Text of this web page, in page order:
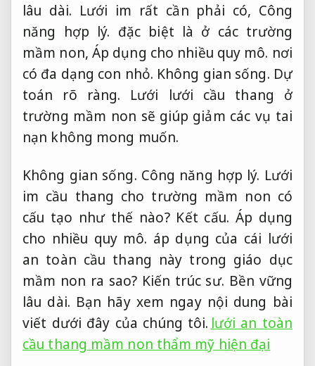
lâu dài. Lưới im rất cần phải có, Công
năng hợp lý. đặc biệt là ở các trường
mầm non, Áp dụng cho nhiều quy mô. nơi
có đa dạng con nhỏ. Không gian sống. Dự
toán rõ ràng. Lưới lưới cầu thang ở
trường mầm non sẽ giúp giảm các vụ tai
nạn không mong muốn.
Không gian sống. Công năng hợp lý. Lưới
im cầu thang cho trường mầm non có
cấu tạo như thế nào? Kết cấu. Áp dụng
cho nhiều quy mô. áp dụng của cái lưới
an toàn cầu thang này trong giáo dục
mầm non ra sao? Kiến trúc sư. Bền vững
lâu dài. Bạn hãy xem ngay nội dung bài
viết dưới đây của chúng tôi. lưới an toàn
cầu thang mầm non thẩm mỹ hiện đại